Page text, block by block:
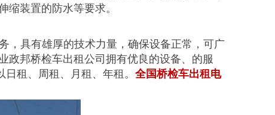
缩装置的防水等要求。
，具有雄厚的技术力量，确保设备正常，可广
政邦桥检车出租公司拥有优良的设备、的服
租、周租、月租、年租。 全国桥检车出租电